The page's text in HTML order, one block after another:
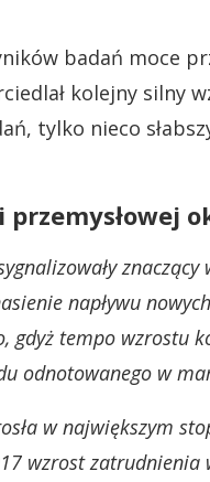
badań moce
kolejny silny
tylko nieco
napływu
gdyż tempo wzrostu
odnotowanego w
w największym
wzrost